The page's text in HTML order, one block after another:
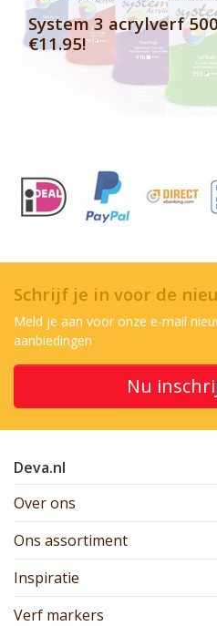
System 3 acrylverf 500ml! Nu slechts
€11.95!
Schrijf je in voor de
Meld je aan voor onze e-mail
aanbiedingen
Nu
Deva.nl
Over ons
Ons assortiment
Inspiratie
Verf markers